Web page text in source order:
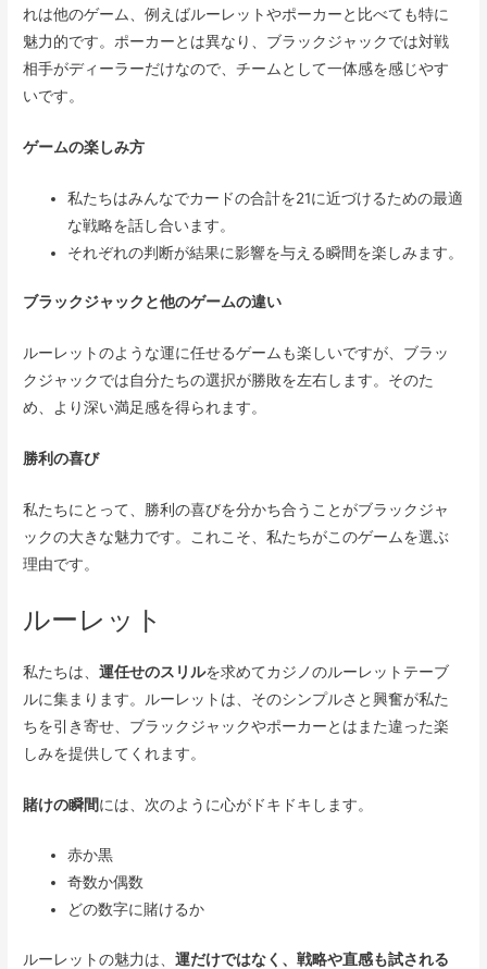
れは他のゲーム、例えばルーレットやポーカーと比べても特に
魅力的です。ポーカーとは異なり、ブラックジャックでは対戦
相手がディーラーだけなので、チームとして一体感を感じやす
いです。
ゲームの楽しみ方
私たちはみんなでカードの合計を21に近づけるための最適
な戦略を話し合います。
それぞれの判断が結果に影響を与える瞬間を楽しみます。
ブラックジャックと他のゲームの違い
ルーレットのような運に任せるゲームも楽しいですが、ブラッ
クジャックでは自分たちの選択が勝敗を左右します。そのた
め、より深い満足感を得られます。
勝利の喜び
私たちにとって、勝利の喜びを分かち合うことがブラックジャ
ックの大きな魅力です。これこそ、私たちがこのゲームを選ぶ
理由です。
ルーレット
私たちは、運任せのスリルを求めてカジノのルーレットテーブ
ルに集まります。ルーレットは、そのシンプルさと興奮が私た
ちを引き寄せ、ブラックジャックやポーカーとはまた違った楽
しみを提供してくれます。
賭けの瞬間には、次のように心がドキドキします。
赤か黒
奇数か偶数
どの数字に賭けるか
ルーレットの魅力は、運だけではなく、戦略や直感も試される